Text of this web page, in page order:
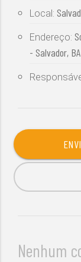
Local:
Endereço:
- Salvador, BA
Nenhum